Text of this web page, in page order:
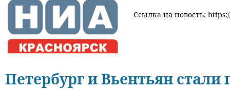
Ссылка на новость:
Петербург и Вьентьян